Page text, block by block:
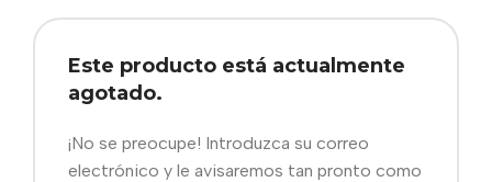
Este producto está actualmente
agotado.
¡No se preocupe! Introduzca su correo
electrónico y le avisaremos tan pronto como